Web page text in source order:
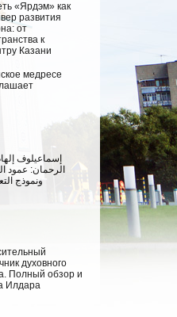
«Ярдэм» как
развития
от
к
Казани
медресе
إسماعيلوف
الرحمان: عمود
ونموذج
духовного
Полный обзор и
Илдара